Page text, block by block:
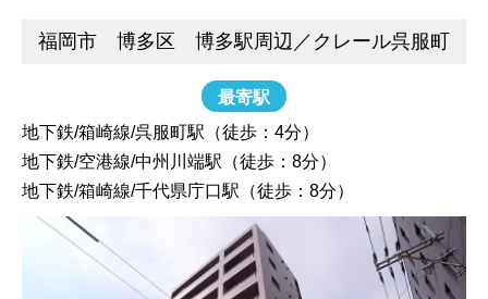
福岡市 博多区 博多駅周辺／クレール呉服町
最寄駅
地下鉄/箱崎線/呉服町駅（徒歩：4分）
地下鉄/空港線/中州川端駅（徒歩：8分）
地下鉄/箱崎線/千代県庁口駅（徒歩：8分）